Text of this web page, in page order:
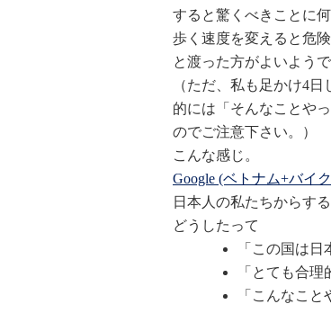
すると驚くべきことに
歩く速度を変えると危
と渡った方がよいようで
（ただ、私も足かけ4
的には「そんなことや
のでご注意下さい。）
こんな感じ。
Google (ベトナム+バイ
日本人の私たちからす
どうしたって
「この国は日
「とても合
「こんなこ